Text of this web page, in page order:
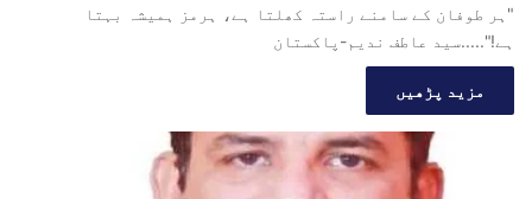
"ہر طوفان کے سامنے راستہ کھلتا ہے، ہرمز ہمیشہ بہتا
ہے!".....سید عاطف ندیم-پاکستان
مزید پڑھیں